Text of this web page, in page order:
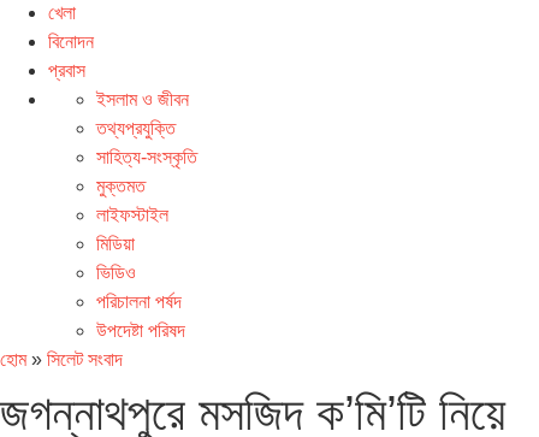
খেলা
বিনোদন
প্রবাস
ইসলাম ও জীবন
তথ্যপ্রযুক্তি
সাহিত্য-সংস্কৃতি
মুক্তমত
লাইফস্টাইল
মিডিয়া
ভিডিও
পরিচালনা পর্ষদ
উপদেষ্টা পরিষদ
হোম» সিলেট সংবাদ
জগন্নাথপুরে মসজিদ ক’মি’টি নিয়ে